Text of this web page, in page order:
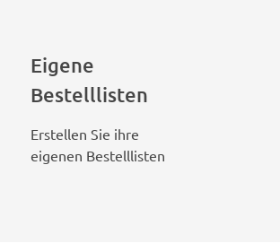
Eigene
Bestelllisten
Erstellen Sie ihre
eigenen Bestelllisten